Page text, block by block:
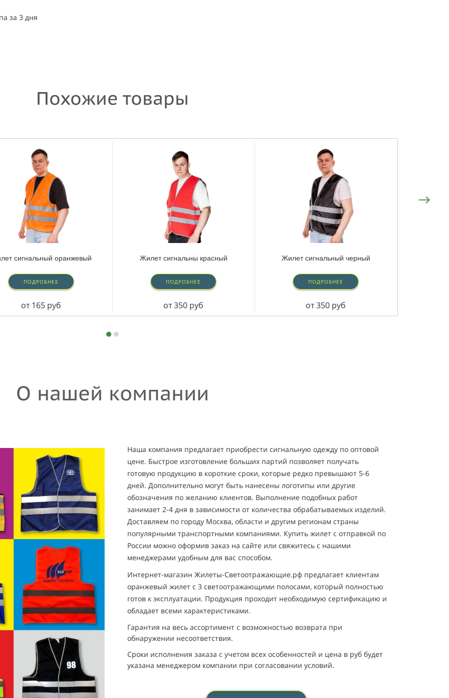
за 3 дня
Похожие товары
сигнальный оранжевый
ПОДРОБНЕЕ
от 165 руб
Жилет сигнальны красный
ПОДРОБНЕЕ
от 350 руб
Жилет сигнальный черный
ПОДРОБНЕЕ
от 350 руб
О нашей компании
Наша компания предлагает приобрести сигнальную одежду по оптовой
цене. Быстрое изготовление больших партий позволяет получать
готовую продукцию в короткие сроки, которые редко превышают 5-6
дней. Дополнительно могут быть нанесены логотипы или другие
обозначения по желанию клиентов. Выполнение подобных работ
занимает 2-4 дня в зависимости от количества обрабатываемых изделий.
Доставляем по городу Москва, области и другим регионам страны
популярными транспортными компаниями. Купить жилет с отправкой по
России можно оформив заказ на сайте или свяжитесь с нашими
менеджерами удобным для вас способом.
Интернет-магазин Жилеты-Светоотражающие.рф предлагает клиентам
оранжевый жилет с 3 светоотражающими полосами, который полностью
готов к эксплуатации. Продукция проходит необходимую сертификацию и
обладает всеми характеристиками.
Гарантия на весь ассортимент с возможностью возврата при
обнаружении несоответствия.
Сроки исполнения заказа с учетом всех особенностей и цена в руб будет
указана менеджером компании при согласовании условий.